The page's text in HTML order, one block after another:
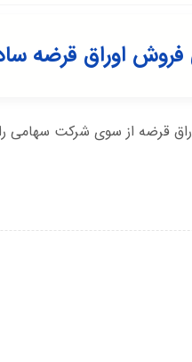
اوراق قرضه
قرضه از سوی شرکت سهامی